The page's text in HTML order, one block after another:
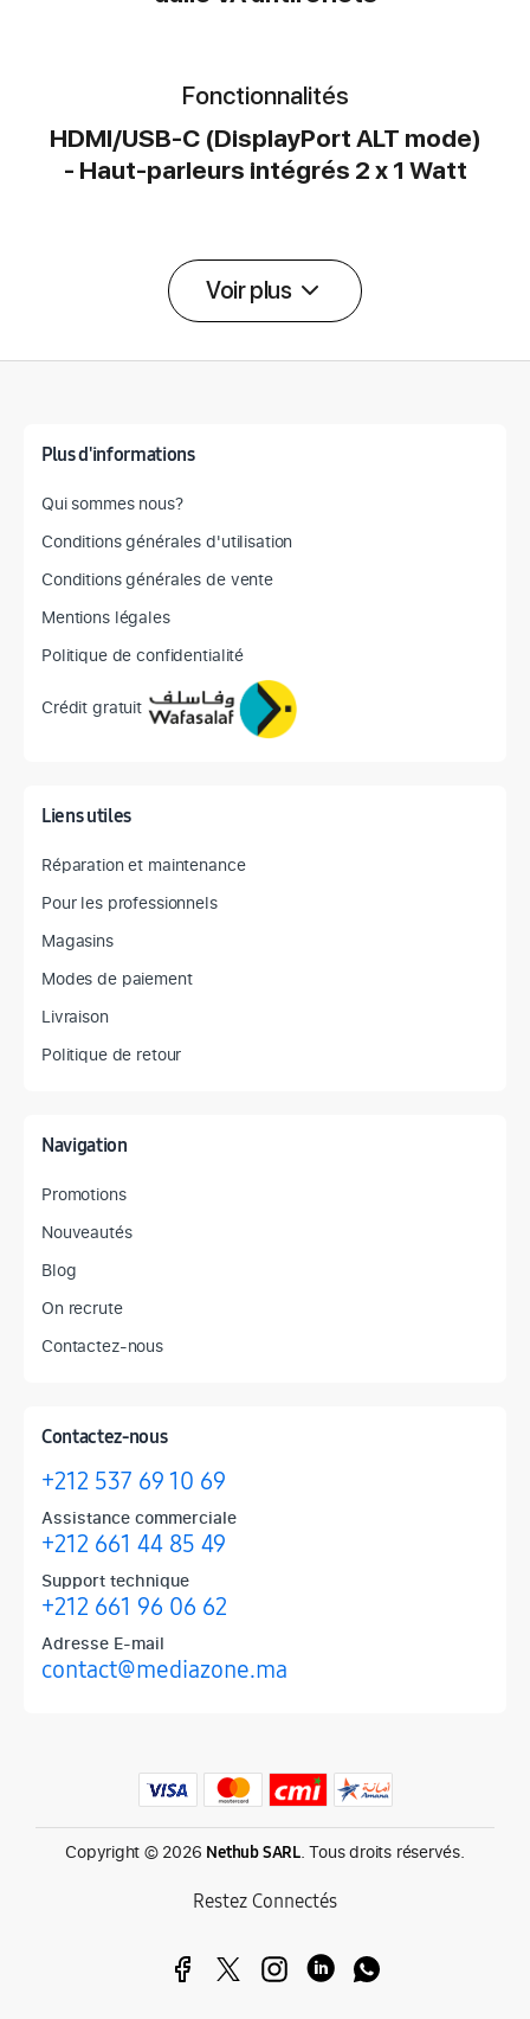
Fonctionnalités
HDMI/USB-C (DisplayPort ALT mode)
- Haut-parleurs intégrés 2 x 1 Watt
Voir plus
Plus d'informations
Qui sommes nous?
Conditions générales d'utilisation
Conditions générales de vente
Mentions légales
Politique de confidentialité
Crédit gratuit
Liens utiles
Réparation et maintenance
Pour les professionnels
Magasins
Modes de paiement
Livraison
Politique de retour
Navigation
Promotions
Nouveautés
Blog
On recrute
Contactez-nous
Contactez-nous
+212 537 69 10 69
Assistance commerciale
+212 661 44 85 49
Support technique
+212 661 96 06 62
Adresse E-mail
contact@mediazone.ma
Produits phares chez Mediazone
Retrouvez chez Mediazone les références incontournables :
Copyright © 2026 Nethub SARL. Tous droits réservés.
Restez Connectés